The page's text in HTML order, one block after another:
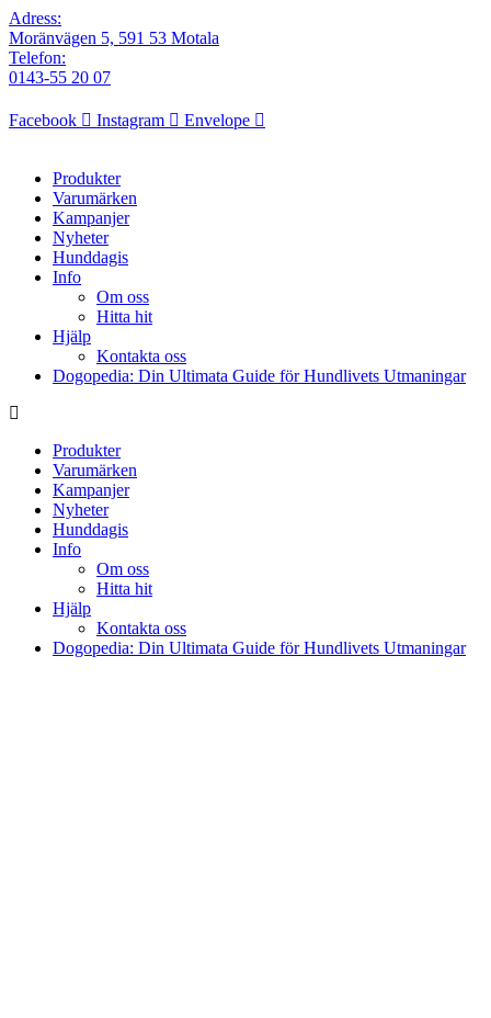
Adress:
Moränvägen 5, 591 53 Motala
Telefon:
0143-55 20 07
Facebook Instagram Envelope
Produkter
Varumärken
Kampanjer
Nyheter
Hunddagis
Info
Om oss
Hitta hit
Hjälp
Kontakta oss
Dogopedia: Din Ultimata Guide för Hundlivets Utmaningar
Produkter
Varumärken
Kampanjer
Nyheter
Hunddagis
Info
Om oss
Hitta hit
Hjälp
Kontakta oss
Dogopedia: Din Ultimata Guide för Hundlivets Utmaningar